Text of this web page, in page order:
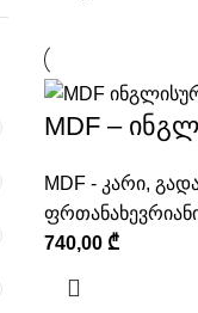
MDF –
MDF - კარი,
740,00 ₾